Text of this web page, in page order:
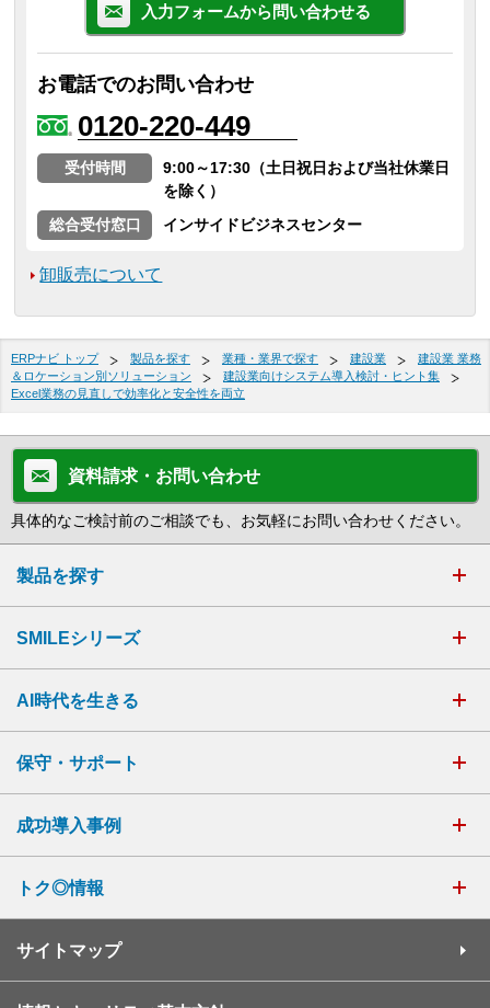
入力フォームから問い合わせる
お電話でのお問い合わせ
0120-220-449
受付時間
9:00～17:30（土日祝日および当社休業日
を除く）
総合受付窓口
インサイドビジネスセンター
卸販売について
ERPナビ トップ 製品を探す 業種・業界で探す 建設業
建設業 業務
＆ロケーション別ソリューション
建設業向けシステム導入検討・ヒント集
Excel業務の見直しで効率化と安全性を両立
資料請求・お問い合わせ
具体的なご検討前のご相談でも、お気軽にお問い合わせください。
製品を探す
SMILEシリーズ
AI時代を生きる
保守・サポート
成功導入事例
トク◎情報
サイトマップ